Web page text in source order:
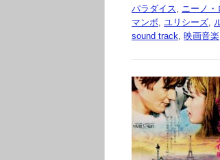
パラダイス, ニーノ・
マンボ, ユリシーズ,
sound track, 映画音楽